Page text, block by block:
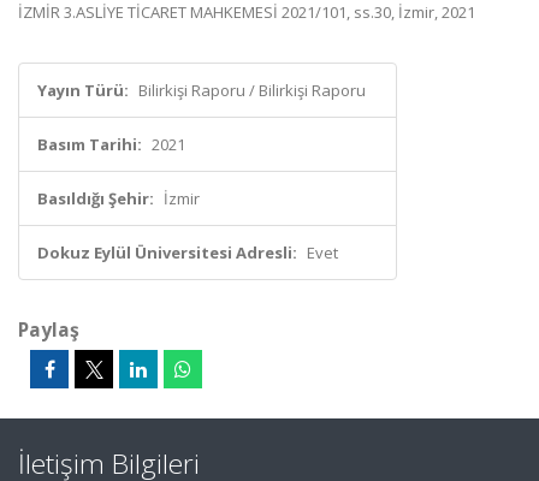
İZMİR 3.ASLİYE TİCARET MAHKEMESİ 2021/101, ss.30, İzmir, 2021
Yayın Türü: Bilirkişi Raporu / Bilirkişi Raporu
Basım Tarihi: 2021
Basıldığı Şehir: İzmir
Dokuz Eylül Üniversitesi Adresli: Evet
Paylaş
İletişim Bilgileri